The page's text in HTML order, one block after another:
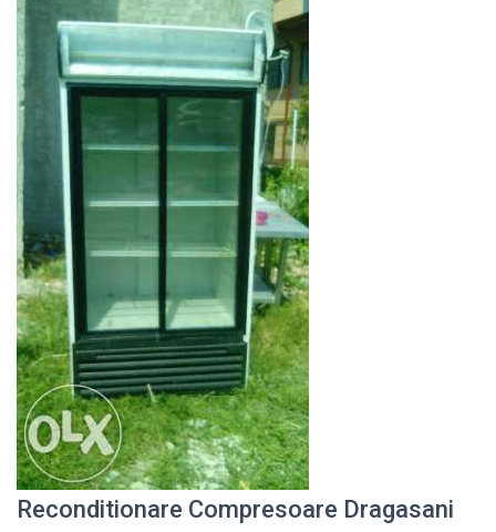
Reconditionare Compresoare Dragasani